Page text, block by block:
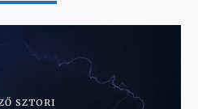
SZTORI